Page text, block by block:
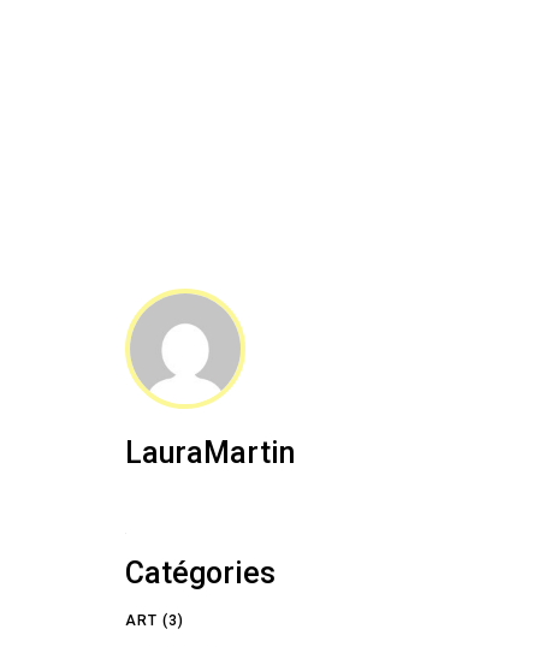
LauraMartin
Catégories
ART (3)